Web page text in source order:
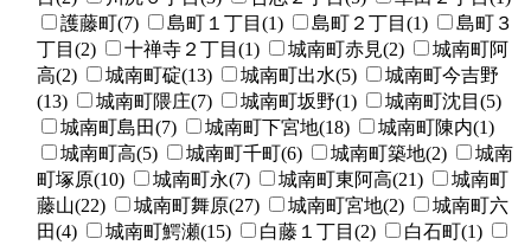
護藤町(7)
島町１丁目(1) 島町２丁目(1)
島町３
丁目(2)
十禅寺２丁目(1) 城南町赤見(2)
城南町阿
高(2)
城南町碇(13) 城南町出水(5)
城南町今吉野
(13)
城南町隈庄(7) 城南町坂野(1)
城南町沈目(5)
城南町島田(7)
城南町下宮地(18)
城南町陳内(1)
城南町高(5)
城南町千町(6) 城南町築地(2)
城南
町塚原(10)
城南町永(7) 城南町東阿高(21)
城南町
藤山(22)
城南町舞原(27) 城南町宮地(2)
城南町六
田(4)
城南町鰐瀬(15) 白藤１丁目(2)
白石町(1)